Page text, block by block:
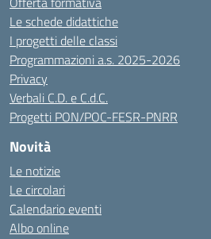
Le schede didattiche
I progetti delle classi
Programmazioni a.s. 2025-2026
Privacy
Verbali C.D. e C.d.C.
Progetti PON/POC-FESR-PNRR
Novità
Le notizie
Le circolari
Calendario eventi
Albo online